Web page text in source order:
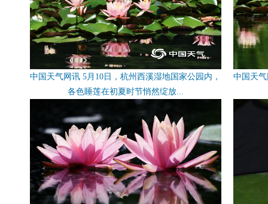
中国天气网讯 5月10日，杭州西溪湿地国家公园内，
各色睡莲在初夏时节悄然绽放...
中国天